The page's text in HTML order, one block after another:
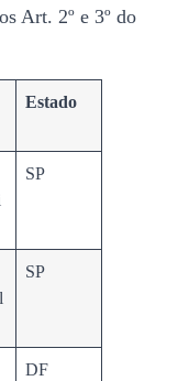
Art. 2º e 3º do
Estado
SP
SP
DF